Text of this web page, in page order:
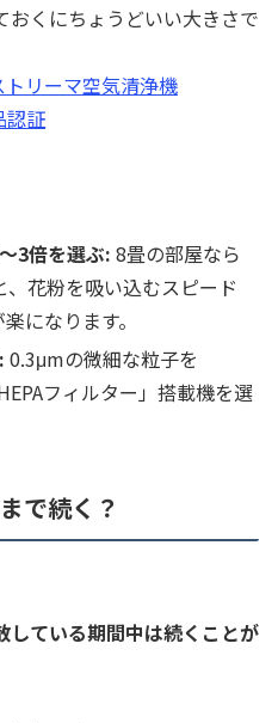
おくにちょうどいい大きさで
リーマ空気清浄機
認証
3倍を選ぶ: 8畳の部屋なら
、花粉を吸い込むスピード
になります。
0.3μmの微細な粒子を
フィルター」搭載機を選
で続く？
している期間中は続くことが